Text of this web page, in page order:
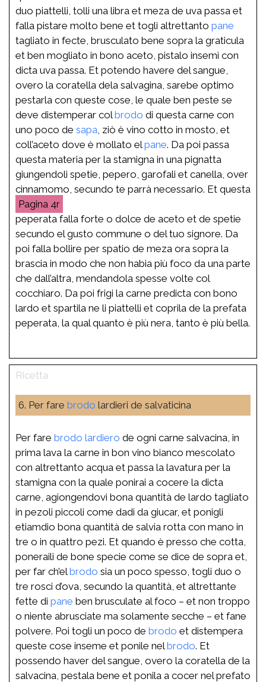
duo piattelli, tolli una libra et meza de uva passa et
falla pistare molto bene et togli altrettanto pane
tagliato in fecte, brusculato bene sopra la graticula
et ben mogliato in bono aceto, pistalo insemi con
dicta uva passa. Et potendo havere del sangue,
overo la coratella dela salvagina, sarebe optimo
pestarla con queste cose, le quale ben peste se
deve distemperar colbrodo di questa carne con
uno poco de sapa , ziò è vino cotto in mosto, et
coll’aceto dove è mollato elpane. Da poi passa
questa materia per la stamigna in una pignatta
giungendoli spetie, pepero, garofali et canella, over
cinnamomo, secundo te parrà necessario. Et questa
4r
peperata falla forte o dolce de aceto et de spetie
secundo el gusto commune o del tuo signore. Da
poi falla bollire per spatio de meza ora sopra la
brascia in modo che non habia più foco da una parte
che dall’altra, mendandola spesse volte col
cocchiaro. Da poi frigi la carne predicta con bono
lardo et spartila ne li piattelli et coprila de la prefata
peperata, la qual quanto è più nera, tanto è più bella.
6. Per fare brodo lardieri de salvaticina
Per fare brodo lardiero de ogni carne salvacina, in
prima lava la carne in bon vino bianco mescolato
con altrettanto acqua et passa la lavatura per la
stamigna con la quale ponirai a cocere la dicta
carne, agiongendovi bona quantità de lardo tagliato
in pezoli piccoli come dadi da giucar, et ponigli
etiamdio bona quantità de salvia rotta con mano in
tre o in quattro pezi. Et quando è presso che cotta,
poneraili de bone specie come se dice de sopra et,
per far ch’elbrodo sia un poco spesso, togli duo o
tre rosci d’ova, secundo la quantità, et altrettante
fette di pane ben brusculate al foco – et non troppo
o niente abrusciate ma solamente secche – et fane
polvere. Poi togli un poco de brodo et distempera
queste cose inseme et ponile nelbrodo. Et
possendo haver del sangue, overo la coratella de la
salvacina, pestala bene et ponila a cocer nel prefato